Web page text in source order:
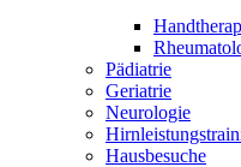
Pädiatrie
Geriatrie
Neurologie
Hausbesuche